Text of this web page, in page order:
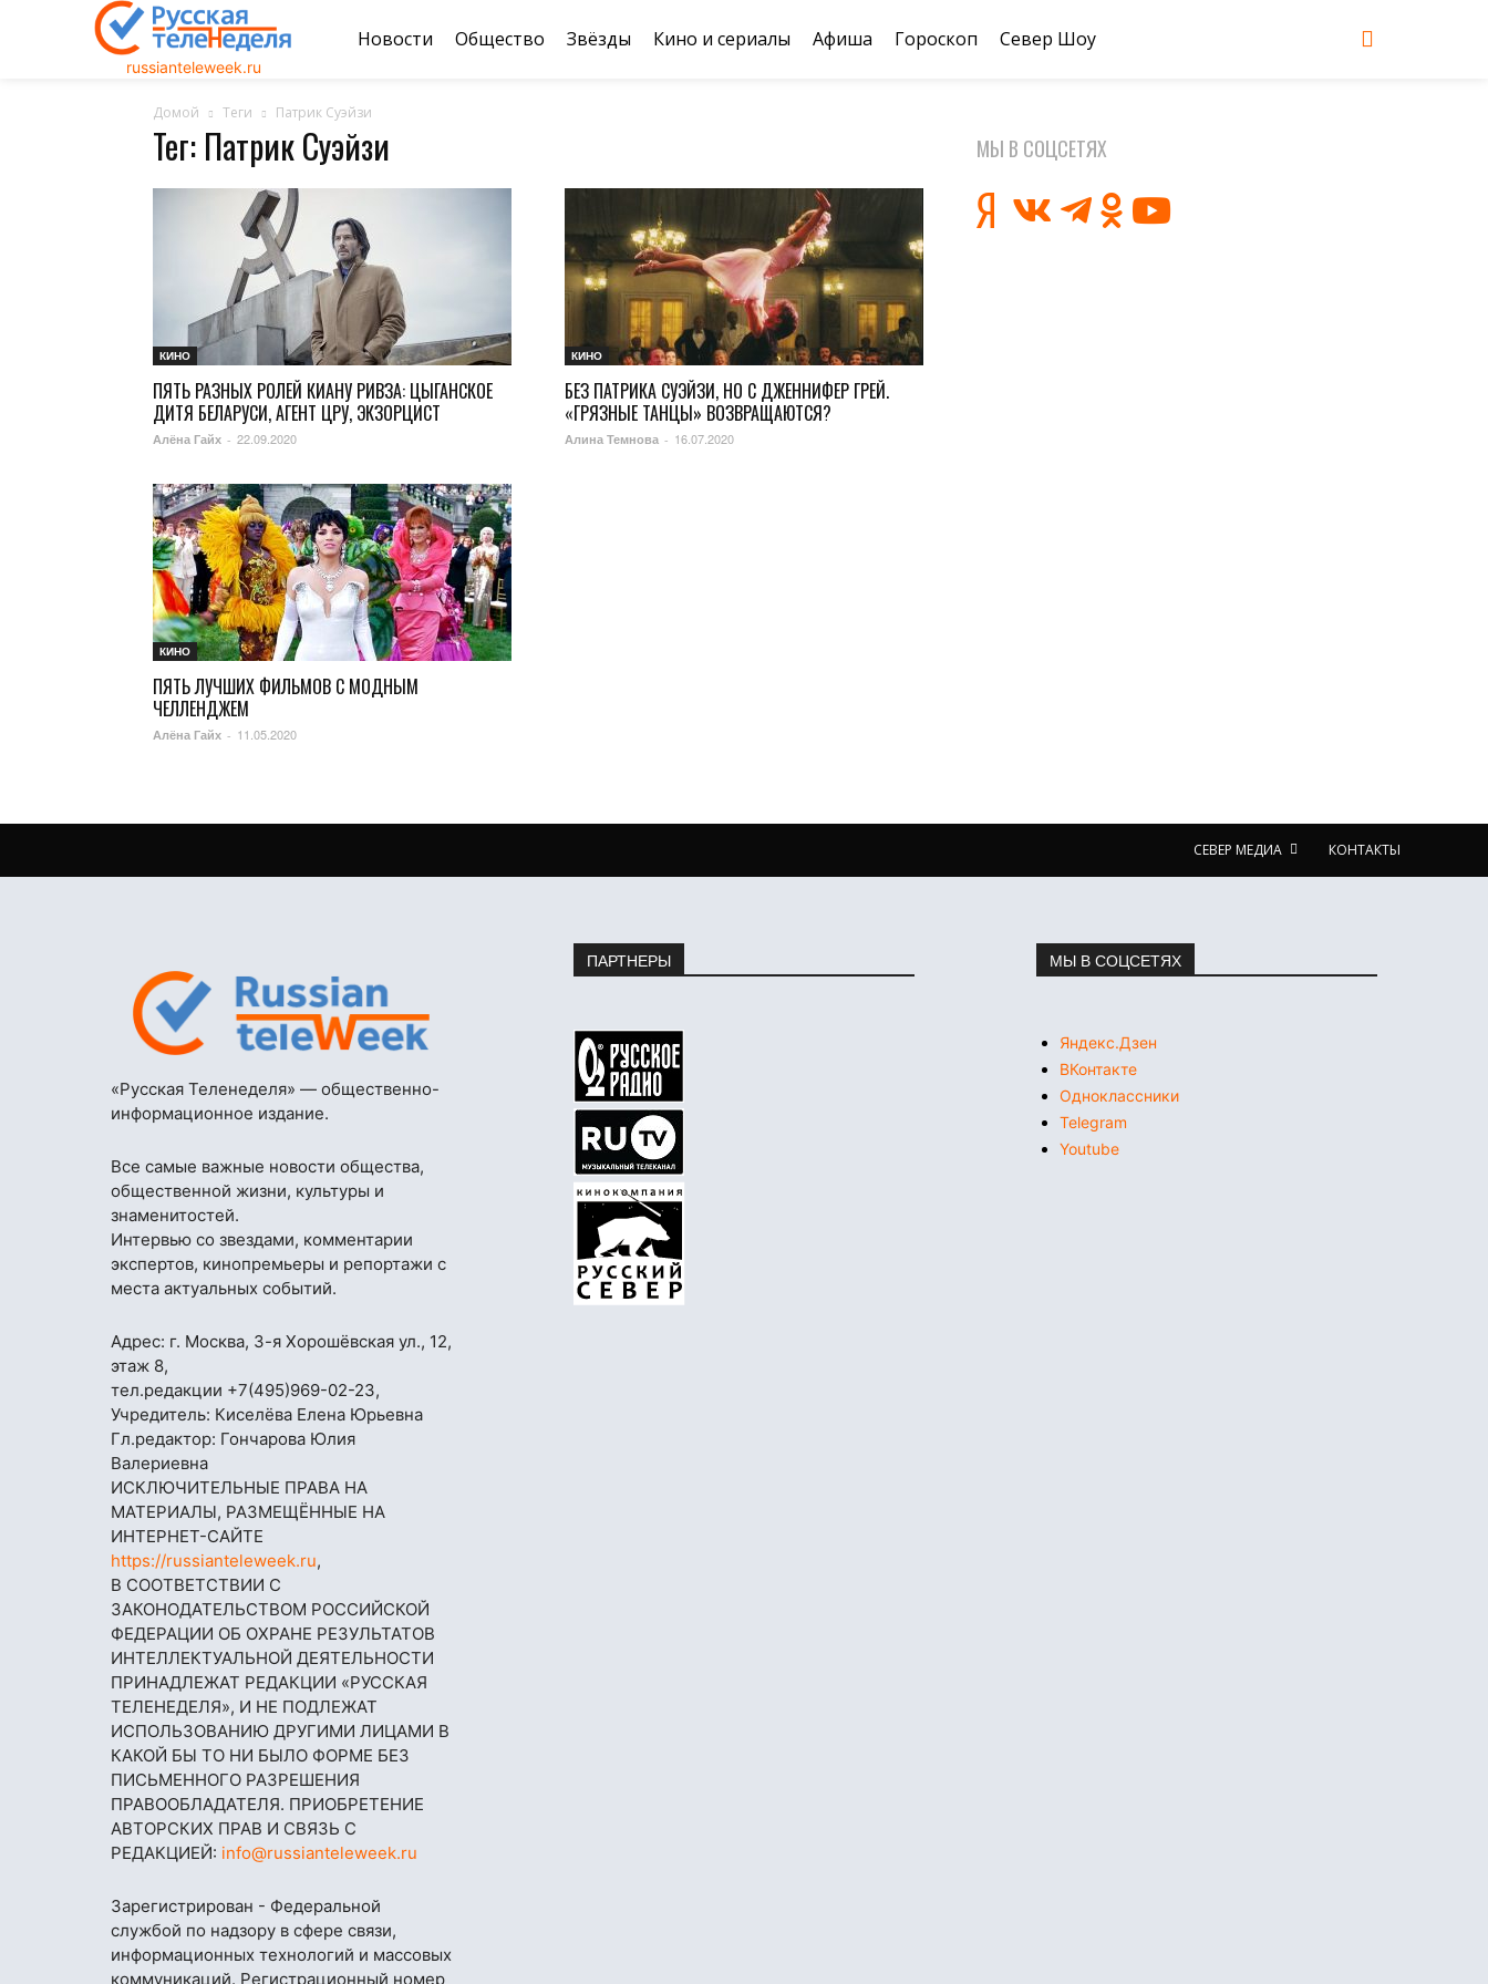
russianteleweek.ru
Новости Общество Звёзды Кино и сериалы Афиша Гороскоп Север Шоу
Домой Теги Патрик Суэйзи
Тег: Патрик Суэйзи
КИНО
ПЯТЬ РАЗНЫХ РОЛЕЙ КИАНУ РИВЗА: ЦЫГАНСКОЕ
ДИТЯ БЕЛАРУСИ, АГЕНТ ЦРУ, ЭКЗОРЦИСТ
Алёна Гайх - 22.09.2020
КИНО
БЕЗ ПАТРИКА СУЭЙЗИ, НО С ДЖЕННИФЕР ГРЕЙ.
«ГРЯЗНЫЕ ТАНЦЫ» ВОЗВРАЩАЮТСЯ?
Алина Темнова - 16.07.2020
КИНО
ПЯТЬ ЛУЧШИХ ФИЛЬМОВ С МОДНЫМ
ЧЕЛЛЕНДЖЕМ
Алёна Гайх - 11.05.2020
МЫ В СОЦСЕТЯХ
СЕВЕР МЕДИА КОНТАКТЫ
«Русская Теленеделя» — общественно-
информационное издание.
Все самые важные новости общества,
общественной жизни, культуры и
знаменитостей.
Интервью со звездами, комментарии
экспертов, кинопремьеры и репортажи с
места актуальных событий.
Адрес: г. Москва, 3-я Хорошёвская ул., 12,
этаж 8,
тел.редакции +7(495)969-02-23,
Учредитель: Киселёва Елена Юрьевна
Гл.редактор: Гончарова Юлия
Валериевна
ИСКЛЮЧИТЕЛЬНЫЕ ПРАВА НА
МАТЕРИАЛЫ, РАЗМЕЩЁННЫЕ НА
ИНТЕРНЕТ-САЙТЕ
https://russianteleweek.ru,
В СООТВЕТСТВИИ С
ЗАКОНОДАТЕЛЬСТВОМ РОССИЙСКОЙ
ФЕДЕРАЦИИ ОБ ОХРАНЕ РЕЗУЛЬТАТОВ
ИНТЕЛЛЕКТУАЛЬНОЙ ДЕЯТЕЛЬНОСТИ
ПРИНАДЛЕЖАТ РЕДАКЦИИ «РУССКАЯ
ТЕЛЕНЕДЕЛЯ», И НЕ ПОДЛЕЖАТ
ИСПОЛЬЗОВАНИЮ ДРУГИМИ ЛИЦАМИ В
КАКОЙ БЫ ТО НИ БЫЛО ФОРМЕ БЕЗ
ПИСЬМЕННОГО РАЗРЕШЕНИЯ
ПРАВООБЛАДАТЕЛЯ. ПРИОБРЕТЕНИЕ
АВТОРСКИХ ПРАВ И СВЯЗЬ С
РЕДАКЦИЕЙ: info@russianteleweek.ru
Зарегистрирован - Федеральной
службой по надзору в сфере связи,
информационных технологий и массовых
коммуникаций. Регистрационный номер
ПАРТНЕРЫ МЫ В СОЦСЕТЯХ
Яндекс.Дзен
ВКонтакте
Одноклассники
Telegram
Youtube